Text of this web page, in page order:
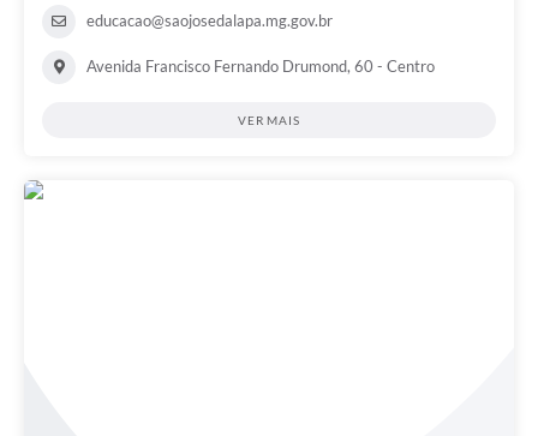
educacao@saojosedalapa.mg.gov.br
Avenida Francisco Fernando Drumond, 60 - Centro
VER MAIS